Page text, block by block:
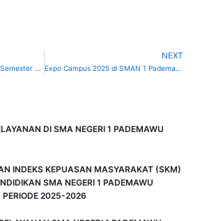
Rapat Dinas Persiapan Awal Semester Genap di SMAN 1 Pademawu: Pengawasan dan Strategi Pembelajaran di Semester Mendatang
NEXT
Expo Campus 2025 di SMAN 1 Pademawu: Membuka Wawasan Siswa Kelas 12 tentang Dunia Perguruan Tinggi
DI SMA NEGERI 1 PADEMAWU
INDEKS KEPUASAN MASYARAKAT (SKM)
SMA NEGERI 1 PADEMAWU
PERIODE 2025-2026